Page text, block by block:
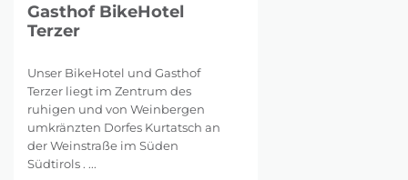
Gasthof BikeHotel
Terzer
Unser BikeHotel und Gasthof
Terzer liegt im Zentrum des
ruhigen und von Weinbergen
umkränzten Dorfes Kurtatsch an
der Weinstraße im Süden
Südtirols . ...